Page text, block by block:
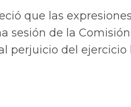
que las
sesión de la
perjuicio del